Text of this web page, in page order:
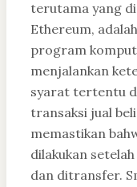
terutama yang
Ethereum, adalah
program
menjalankan
syarat tertentu
transaksi jual
memastikan
dilakukan
dan ditransfer.